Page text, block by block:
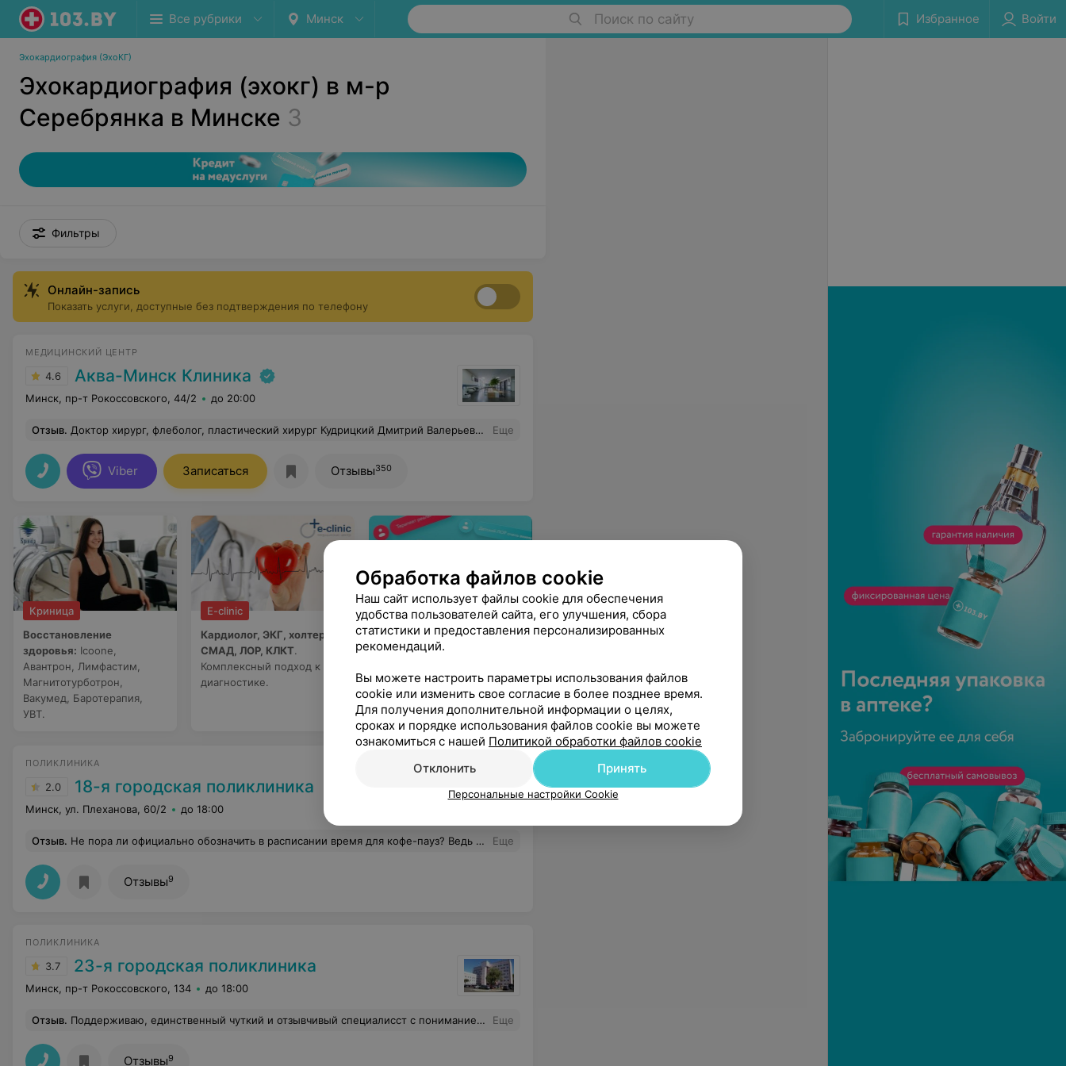
Все рубрики Минск Поиск по сайту Избранное Войти
Эхокардиография (ЭхоКГ)
Эхокардиография (эхокг) в м-р
Серебрянка в Минске 3
Фильтры
Онлайн-запись
Показать услуги, доступные без подтверждения по телефону
МЕДИЦИНСКИЙ ЦЕНТР
4.6 Аква-Минск Клиника
Минск, пр-т Рокоссовского, 44/2 до 20:00
Отзыв. Доктор хирург, флеболог, пластический хирург Кудрицкий Дмитрий Валерьевич.... Вы Бог ! Еще
Viber Записаться Отзывы350
Криница
Восстановление
здоровья: Icoone,
Авантрон, Лимфастим,
Магнитотурботрон,
Вакумед, Баротерапия,
УВТ.
E-clinic
Кардиолог, ЭКГ, холтер,
СМАД, ЛОР, КЛКТ.
Комплексный подход к
диагностике.
Онлайн-запись к врачу
Забота о здоровье: поиск
специалистов, отзывы
на 103.by
ПОЛИКЛИНИКА
2.0 18-я городская поликлиника
Минск, ул. Плеханова, 60/2 до 18:00
Отзыв. Не пора ли официально обозначить в расписании время для кофе-пауз? Ведь сидишь-и не знаешь-когда же она случится бывает есть что то срочное. Еще
Отзывы9
ПОЛИКЛИНИКА
3.7 23-я городская поликлиника
Минск, пр-т Рокоссовского, 134 до 18:00
Отзыв. Поддерживаю, единственный чуткий и отзывчивый специалисст с пониманием своего дела, даже совет получишь по терапевтическим заболеваниям Еще
Отзывы9
Обработка файлов cookie
Наш сайт использует файлы cookie для обеспечения
удобства пользователей сайта, его улучшения, сбора
статистики и предоставления персонализированных
рекомендаций.
Вы можете настроить параметры использования файлов
cookie или изменить свое согласие в более позднее время.
Для получения дополнительной информации о целях,
сроках и порядке использования файлов cookie вы можете
ознакомиться с нашей Политикой обработки файлов cookie
Отклонить
Принять
Персональные настройки Cookie